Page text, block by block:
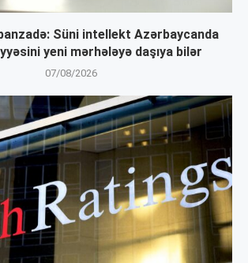
Süni intellekt Azərbaycanda
yeni mərhələyə daşıya bilər
07/08/2026